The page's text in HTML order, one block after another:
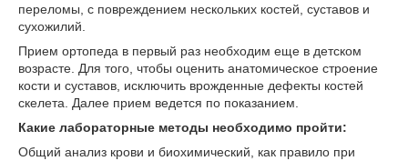
переломы, с повреждением нескольких костей, суставов и
сухожилий.
Прием ортопеда в первый раз необходим еще в детском
возрасте. Для того, чтобы оценить анатомическое строение
кости и суставов, исключить врожденные дефекты костей
скелета. Далее прием ведется по показанием.
Какие лабораторные методы необходимо пройти:
Общий анализ крови и биохимический, как правило при